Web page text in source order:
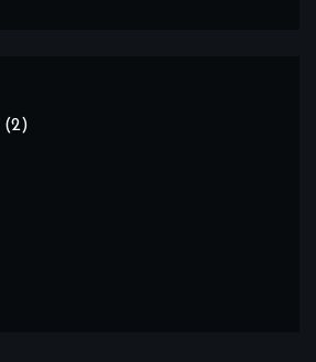
(2)